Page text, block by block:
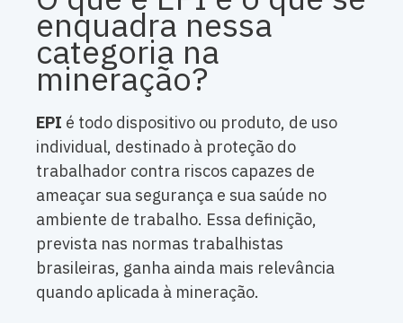
enquadra nessa
categoria na
mineração?
EPI é todo dispositivo ou produto, de uso
individual, destinado à proteção do
trabalhador contra riscos capazes de
ameaçar sua segurança e sua saúde no
ambiente de trabalho. Essa definição,
prevista nas normas trabalhistas
brasileiras, ganha ainda mais relevância
quando aplicada à mineração.